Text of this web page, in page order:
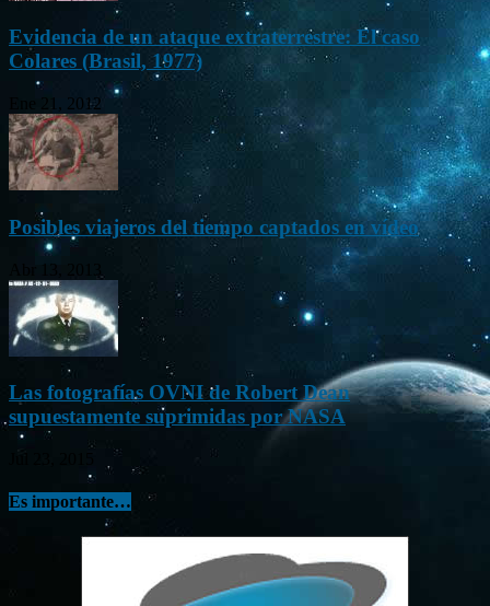
Evidencia de un ataque extraterrestre: El caso
Colares (Brasil, 1977)
Ene 21, 2012
Posibles viajeros del tiempo captados en vídeo
Abr 13, 2013
Las fotografías OVNI de Robert Dean
supuestamente suprimidas por NASA
Es importante…